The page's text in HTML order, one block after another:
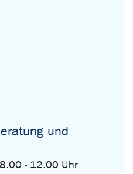
und
- 12.00 Uhr